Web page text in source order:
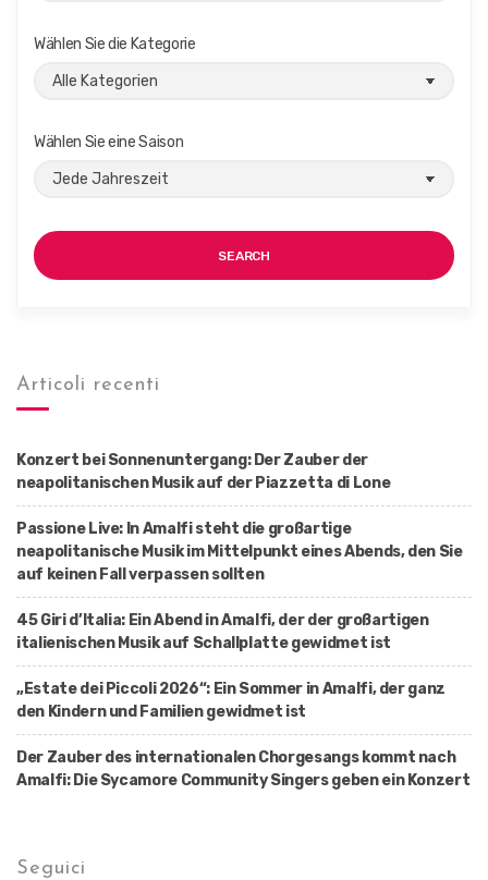
Wählen Sie die Kategorie
Wählen Sie eine Saison
SEARCH
Articoli recenti
Konzert bei Sonnenuntergang: Der Zauber der
neapolitanischen Musik auf der Piazzetta di Lone
Passione Live: In Amalfi steht die großartige
neapolitanische Musik im Mittelpunkt eines Abends, den Sie
auf keinen Fall verpassen sollten
45 Giri d’Italia: Ein Abend in Amalfi, der der großartigen
italienischen Musik auf Schallplatte gewidmet ist
„Estate dei Piccoli 2026“: Ein Sommer in Amalfi, der ganz
den Kindern und Familien gewidmet ist
Der Zauber des internationalen Chorgesangs kommt nach
Amalfi: Die Sycamore Community Singers geben ein Konzert
Seguici